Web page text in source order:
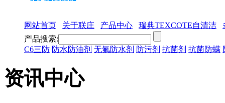
网站首页 关于联庄 产品中心 瑞典TEXCOTE自清洁
产品搜索:
C6三防 防水防油剂 无氟防水剂 防污剂 抗菌剂 抗菌防螨
资讯中心